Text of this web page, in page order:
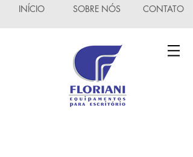
CONTATO
SOBRE NÓS
INÍCIO